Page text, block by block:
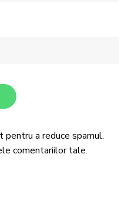
a reduce spamul.
comentariilor tale.